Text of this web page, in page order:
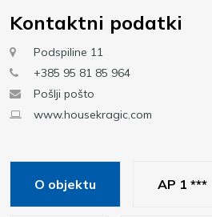
Kontaktni podatki
Podspiline 11
+385 95 81 85 964
Pošlji pošto
www.housekragic.com
O objektu AP 1 ***